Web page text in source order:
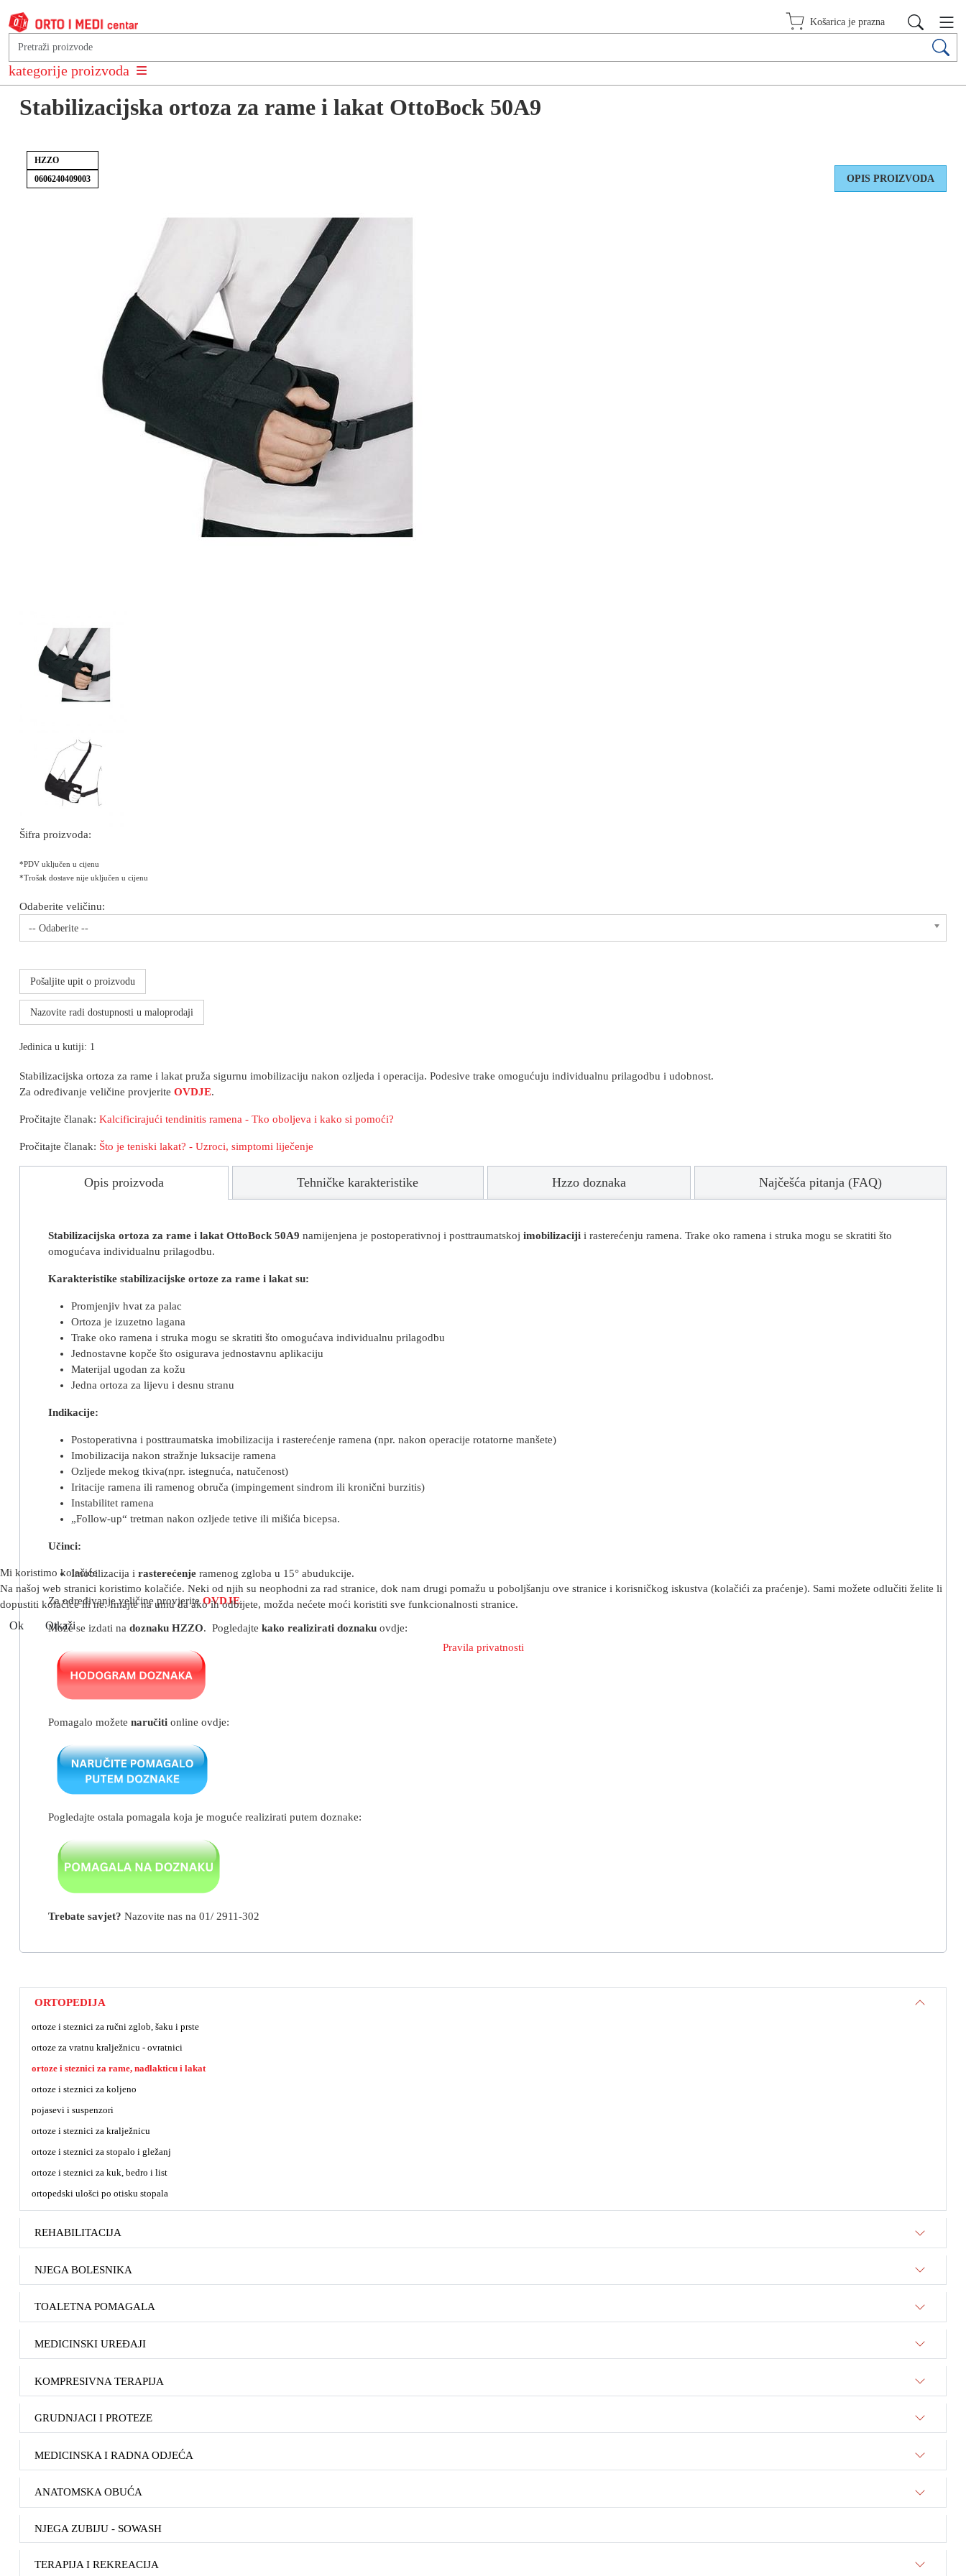
kategorije proizvoda
Košarica je prazna
ORTOPEDIJA
ortoze i steznici za ručni zglob, šaku i prste
ortoze za vratnu kralježnicu - ovratnici
ortoze i steznici za rame, nadlakticu i lakat
ortoze i steznici za koljeno
pojasevi i suspenzori
ortoze i steznici za kralježnicu
ortoze i steznici za stopalo i gležanj
ortoze i steznici za kuk, bedro i list
ortopedski ulošci po otisku stopala
REHABILITACIJA
NJEGA BOLESNIKA
TOALETNA POMAGALA
MEDICINSKI UREĐAJI
KOMPRESIVNA TERAPIJA
GRUDNJACI I PROTEZE
MEDICINSKA I RADNA ODJEĆA
ANATOMSKA OBUĆA
NJEGA ZUBIJU - SOWASH
TERAPIJA I REKREACIJA
Natrag na: Ortoze i steznici za rame, nadlakticu i lakat
Stabilizacijska ortoza za rame i lakat OttoBock 50A9
HZZO
0606240409003
OPIS PROIZVODA
Šifra proizvoda:
*PDV uključen u cijenu
*Trošak dostave nije uključen u cijenu
Odaberite veličinu:
-- Odaberite --
Pošaljite upit o proizvodu
Nazovite radi dostupnosti u maloprodaji
Jedinica u kutiji: 1
Stabilizacijska ortoza za rame i lakat pruža sigurnu imobilizaciju nakon ozljeda i operacija. Podesive trake omogućuju individualnu prilagodbu i udobnost.
Za određivanje veličine provjerite OVDJE.
Pročitajte članak: Kalcificirajući tendinitis ramena - Tko oboljeva i kako si pomoći?
Pročitajte članak: Što je teniski lakat? - Uzroci, simptomi liječenje
Opis proizvoda Tehničke karakteristike Hzzo doznaka Najčešća pitanja (FAQ)
Stabilizacijska ortoza za rame i lakat OttoBock 50A9 namijenjena je postoperativnoj i posttraumatskoj imobilizacijii rasterećenju ramena. Trake oko ramena i struka mogu se skratiti što
omogućava individualnu prilagodbu.
Karakteristike stabilizacijske ortoze za rame i lakat su:
Promjenjiv hvat za palac
Ortoza je izuzetno lagana
Trake oko ramena i struka mogu se skratiti što omogućava individualnu prilagodbu
Jednostavne kopče što osigurava jednostavnu aplikaciju
Materijal ugodan za kožu
Jedna ortoza za lijevu i desnu stranu
Indikacije:
Postoperativna i posttraumatska imobilizacija i rasterećenje ramena (npr. nakon operacije rotatorne manšete)
Imobilizacija nakon stražnje luksacije ramena
Ozljede mekog tkiva(npr. istegnuća, natučenost)
Iritacije ramena ili ramenog obruča (impingement sindrom ili kronični burzitis)
Instabilitet ramena
„Follow-up“ tretman nakon ozljede tetive ili mišića bicepsa.
Učinci:
Imobilizacija i rasterećenjeramenog zgloba u 15° abudukcije.
Za određivanje veličine provjeriteOVDJE.
Može se izdati na doznaku HZZO. Pogledajte kako realizirati doznakuovdje:
Pomagalo možete naručitionline ovdje:
Pogledajte ostala pomagala koja je moguće realizirati putem doznake:
Trebate savjet? Nazovite nas na 01/ 2911-302
Mi koristimo kolačiće
Na našoj web stranici koristimo kolačiće. Neki od njih su neophodni za rad stranice, dok nam drugi pomažu u poboljšanju ove stranice i korisničkog iskustva (kolačići za praćenje). Sami možete odlučiti želite li
dopustiti kolačiće ili ne. Imajte na umu da ako ih odbijete, možda nećete moći koristiti sve funkcionalnosti stranice.
Ok Otkaži
Pravila privatnosti